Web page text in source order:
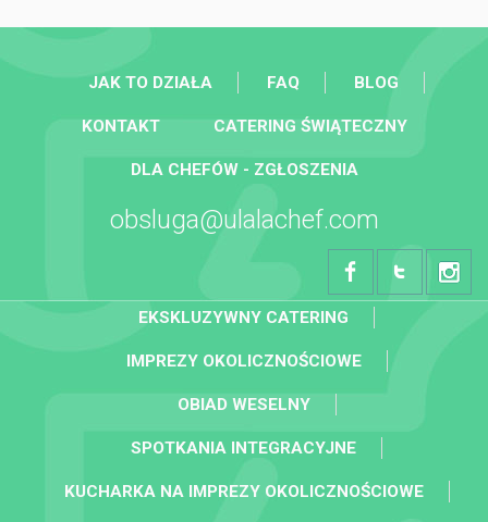
JAK TO DZIAŁA FAQ BLOG
KONTAKT CATERING ŚWIĄTECZNY
DLA CHEFÓW - ZGŁOSZENIA
obsluga@ulalachef.com
EKSKLUZYWNY CATERING
IMPREZY OKOLICZNOŚCIOWE
OBIAD WESELNY
SPOTKANIA INTEGRACYJNE
KUCHARKA NA IMPREZY OKOLICZNOŚCIOWE